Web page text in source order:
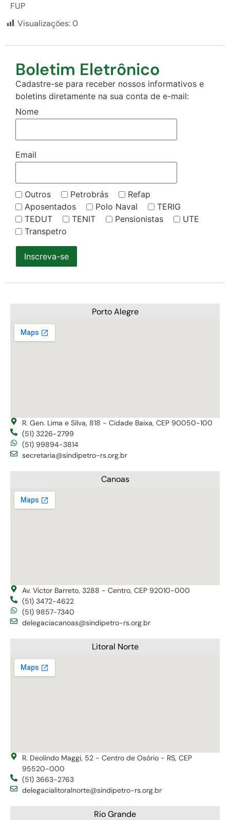
FUP
Visualizações:0
Boletim Eletrônico
Cadastre-se para receber nossos informativos e
boletins diretamente na sua conta de e-mail:
Nome
Email
Outros Petrobrás
Refap
Aposentados
Polo Naval
TERIG
TEDUT
TENIT Pensionistas
UTE
Transpetro
Inscreva-se
Porto Alegre
R. Gen. Lima e Silva, 818 - Cidade Baixa, CEP 90050-100
(51) 3226-2799
(51) 99894-3814
secretaria@sindipetro-rs.org.br
Canoas
Av. Victor Barreto, 3288 - Centro, CEP 92010-000
(51) 3472-4622
(51) 9857-7340
delegaciacanoas@sindipetro-rs.org.br
Litoral Norte
R. Deolindo Maggi, 52 - Centro de Osório - RS, CEP
95520-000
(51) 3663-2763
delegacialitoralnorte@sindipetro-rs.org.br
Rio Grande